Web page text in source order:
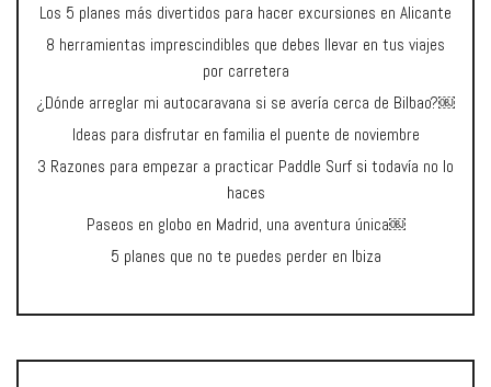
Los 5 planes más divertidos para hacer excursiones en Alicante
8 herramientas imprescindibles que debes llevar en tus viajes
por carretera
¿Dónde arreglar mi autocaravana si se avería cerca de Bilbao?￼
Ideas para disfrutar en familia el puente de noviembre
3 Razones para empezar a practicar Paddle Surf si todavía no lo
haces
Paseos en globo en Madrid, una aventura única￼
5 planes que no te puedes perder en Ibiza